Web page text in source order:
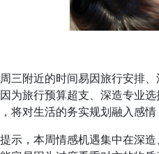
三附近的时间易因旅行安排
为旅行预算超支、深造专业
将对生活的务实规划融入感
示，本周情感机遇集中在深